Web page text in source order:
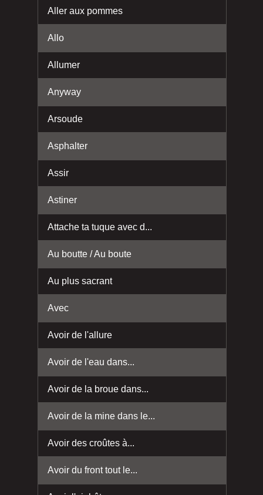
Aller aux pommes
Allo
Allumer
Anyway
Arsoude
Asphalter
Assir
Astiner
Attache ta tuque avec d...
Au boutte / Au boute
Au plus sacrant
Avec
Avoir de l'allure
Avoir de l'eau dans...
Avoir de la broue dans...
Avoir de la mine dans le...
Avoir des croûtes à...
Avoir du front tout le...